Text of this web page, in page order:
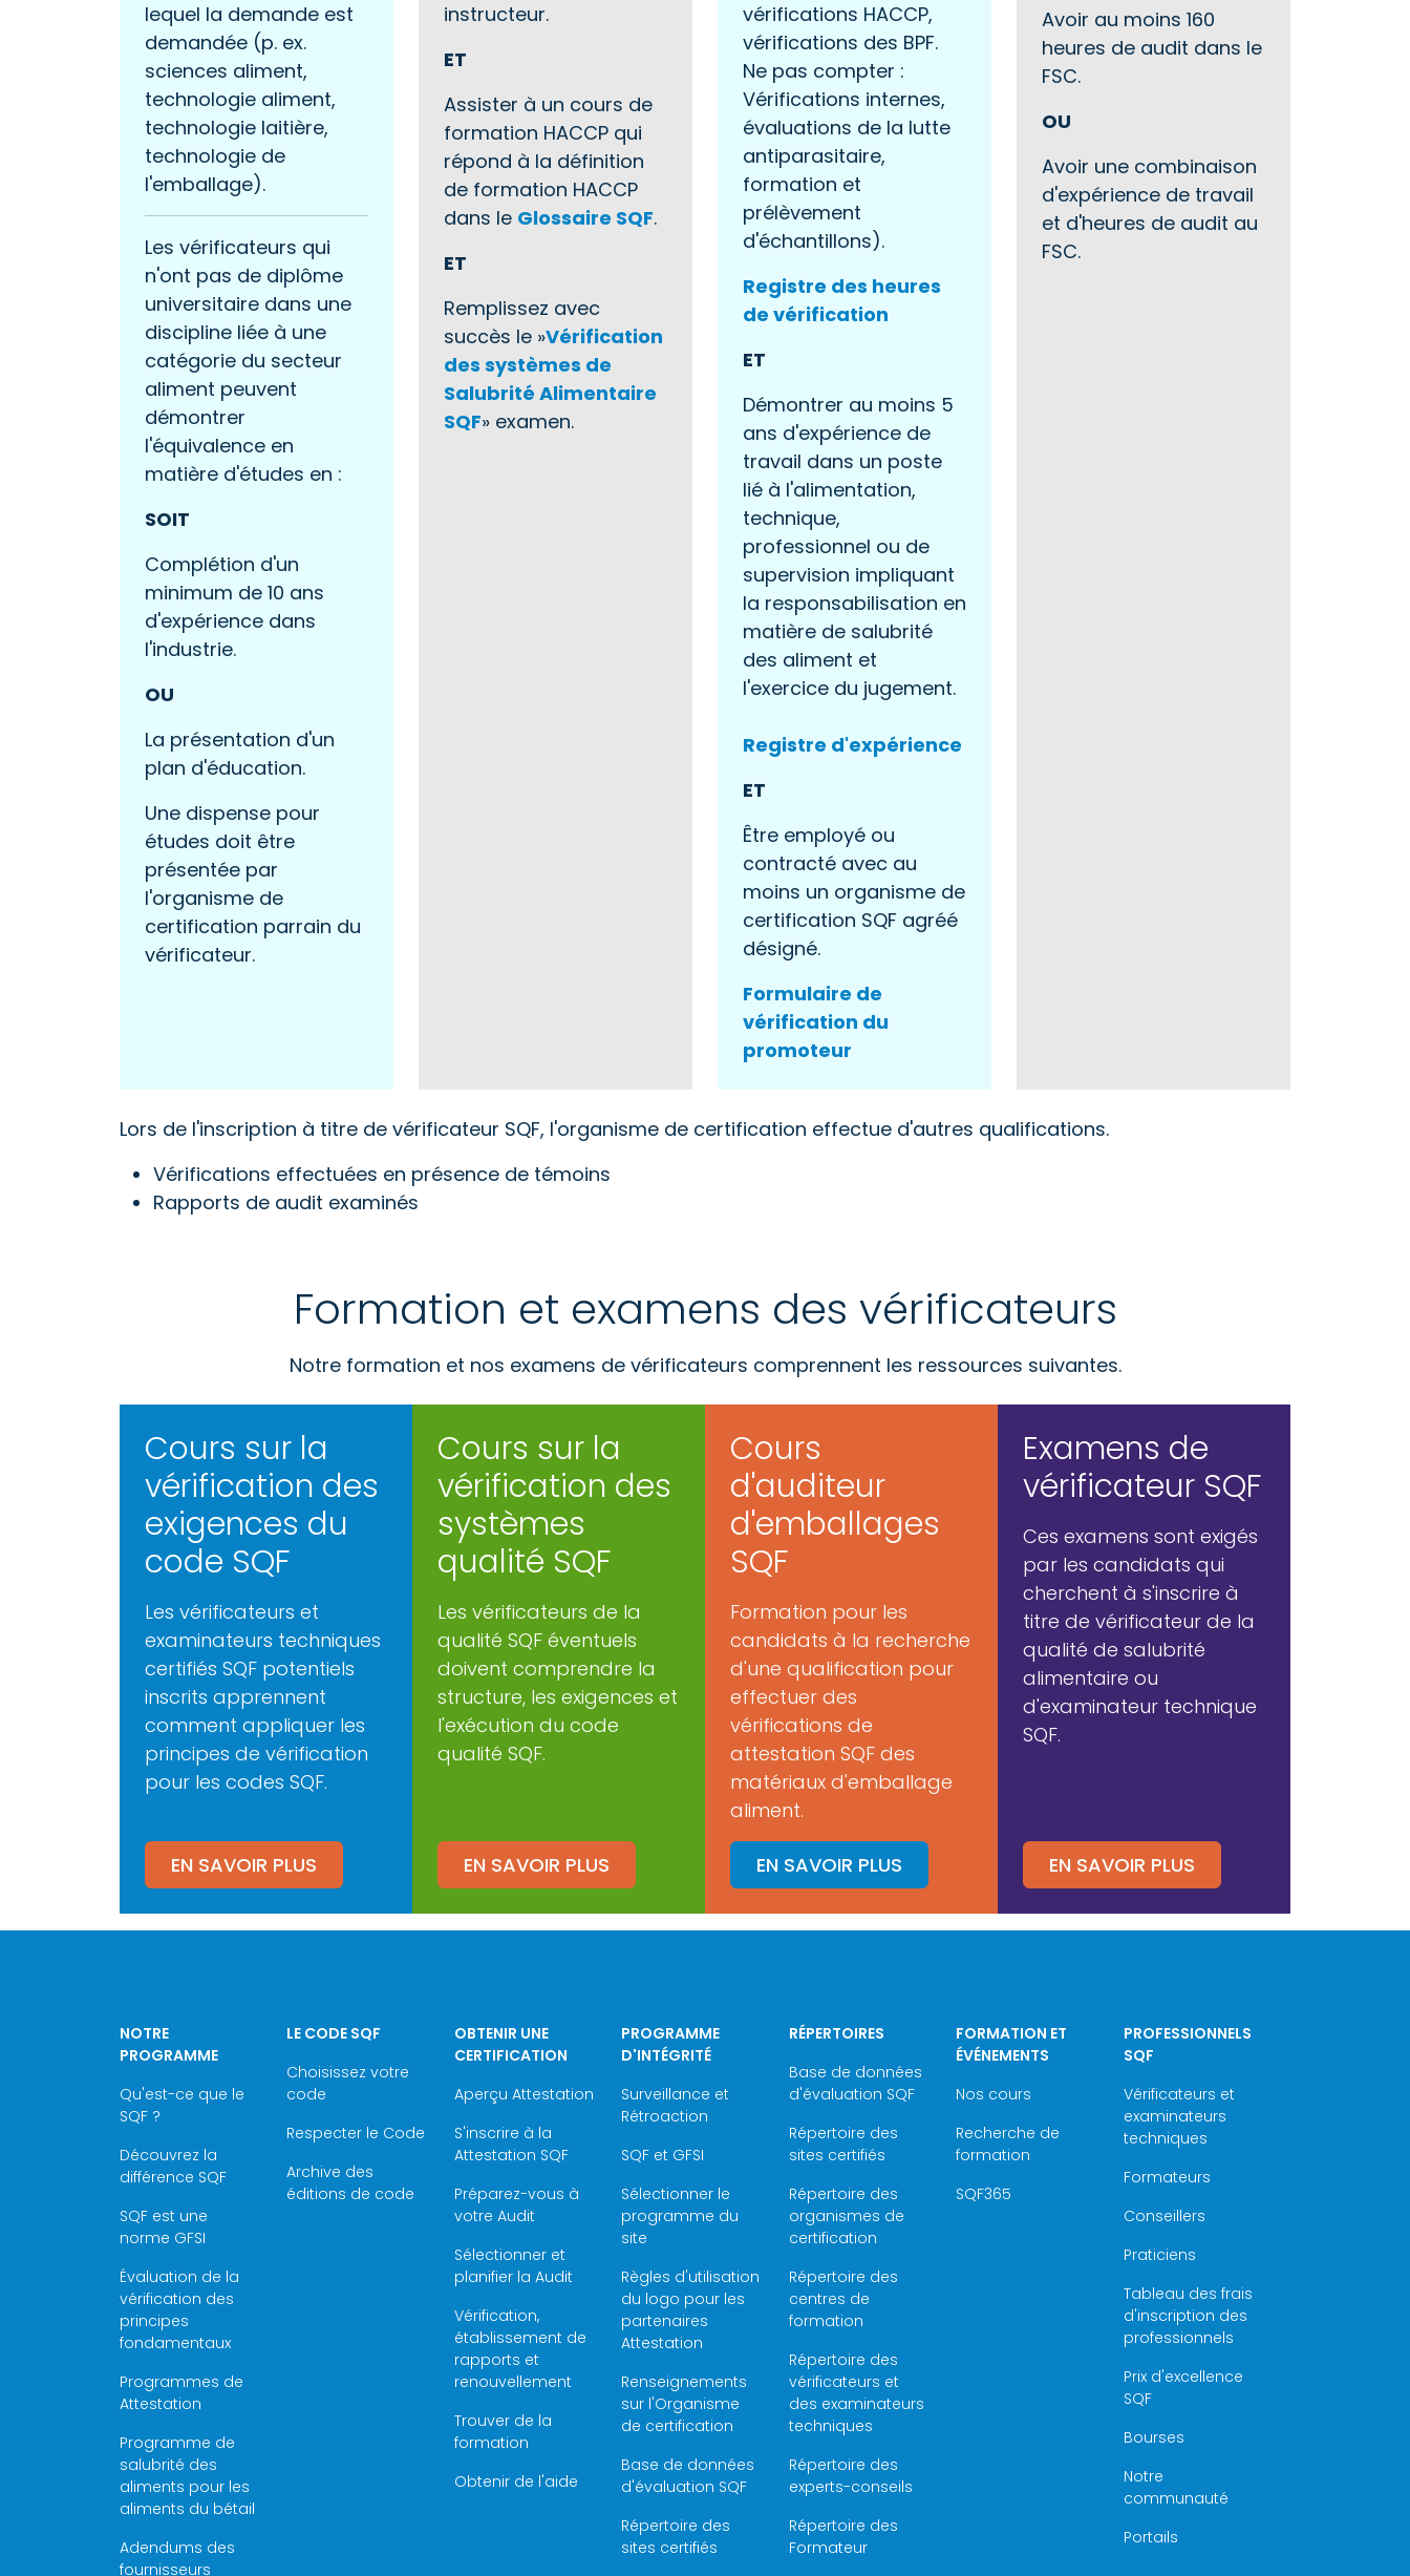
lequel la demande est
demandée (p. ex.
sciences aliment,
technologie aliment,
technologie laitière,
technologie de
l'emballage).
Les vérificateurs qui
n'ont pas de diplôme
universitaire dans une
discipline liée à une
catégorie du secteur
aliment peuvent
démontrer
l'équivalence en
matière d'études en :
SOIT
Complétion d'un
minimum de 10 ans
d'expérience dans
l'industrie.
OU
La présentation d'un
plan d'éducation.
Une dispense pour
études doit être
présentée par
l'organisme de
certification parrain du
vérificateur.
instructeur.
ET
Assister à un cours de
formation HACCP qui
répond à la définition
de formation HACCP
dans le Glossaire SQF.
ET
Remplissez avec
succès le »Vérification
des systèmes de
Salubrité Alimentaire
SQF» examen.
vérifications HACCP,
vérifications des BPF.
Ne pas compter :
Vérifications internes,
évaluations de la lutte
antiparasitaire,
formation et
prélèvement
d'échantillons).
Registre des heures
de vérification
ET
Démontrer au moins 5
ans d'expérience de
travail dans un poste
lié à l'alimentation,
technique,
professionnel ou de
supervision impliquant
la responsabilisation en
matière de salubrité
des aliment et
l'exercice du jugement.
Registre d'expérience
ET
Être employé ou
contracté avec au
moins un organisme de
certification SQF agréé
désigné.
Formulaire de
vérification du
promoteur
Avoir au moins 160
heures de audit dans le
FSC.
OU
Avoir une combinaison
d'expérience de travail
et d'heures de audit au
FSC.
Lors de l'inscription à titre de vérificateur SQF, l'organisme de certification effectue d'autres qualifications.
Vérifications effectuées en présence de témoins
Rapports de audit examinés
Formation et examens des vérificateurs
Notre formation et nos examens de vérificateurs comprennent les ressources suivantes.
Cours sur la
vérification des
exigences du
code SQF
Les vérificateurs et
examinateurs techniques
certifiés SQF potentiels
inscrits apprennent
comment appliquer les
principes de vérification
pour les codes SQF.
EN SAVOIR PLUS
Cours sur la
vérification des
systèmes
qualité SQF
Les vérificateurs de la
qualité SQF éventuels
doivent comprendre la
structure, les exigences et
l'exécution du code
qualité SQF.
EN SAVOIR PLUS
Cours
d'auditeur
d'emballages
SQF
Formation pour les
candidats à la recherche
d'une qualification pour
effectuer des
vérifications de
attestation SQF des
matériaux d'emballage
aliment.
EN SAVOIR PLUS
Examens de
vérificateur SQF
Ces examens sont exigés
par les candidats qui
cherchent à s'inscrire à
titre de vérificateur de la
qualité de salubrité
alimentaire ou
d'examinateur technique
SQF.
EN SAVOIR PLUS
NOTRE
PROGRAMME
Qu'est-ce que le
SQF ?
Découvrez la
différence SQF
SQF est une
norme GFSI
Évaluation de la
vérification des
principes
fondamentaux
Programmes de
Attestation
Programme de
salubrité des
aliments pour les
aliments du bétail
Adendums des
fournisseurs
LE CODE SQF
Choisissez votre
code
Respecter le Code
Archive des
éditions de code
OBTENIR UNE
CERTIFICATION
Aperçu Attestation
S'inscrire à la
Attestation SQF
Préparez-vous à
votre Audit
Sélectionner et
planifier la Audit
Vérification,
établissement de
rapports et
renouvellement
Trouver de la
formation
Obtenir de l'aide
PROGRAMME
D'INTÉGRITÉ
Surveillance et
Rétroaction
SQF et GFSI
Sélectionner le
programme du
site
Règles d'utilisation
du logo pour les
partenaires
Attestation
Renseignements
sur l'Organisme
de certification
Base de données
d'évaluation SQF
Répertoire des
sites certifiés
RÉPERTOIRES
Base de données
d'évaluation SQF
Répertoire des
sites certifiés
Répertoire des
organismes de
certification
Répertoire des
centres de
formation
Répertoire des
vérificateurs et
des examinateurs
techniques
Répertoire des
experts-conseils
Répertoire des
Formateur
FORMATION ET
ÉVÉNEMENTS
Nos cours
Recherche de
formation
SQF365
PROFESSIONNELS
SQF
Vérificateurs et
examinateurs
techniques
Formateurs
Conseillers
Praticiens
Tableau des frais
d'inscription des
professionnels
Prix d'excellence
SQF
Bourses
Notre
communauté
Portails